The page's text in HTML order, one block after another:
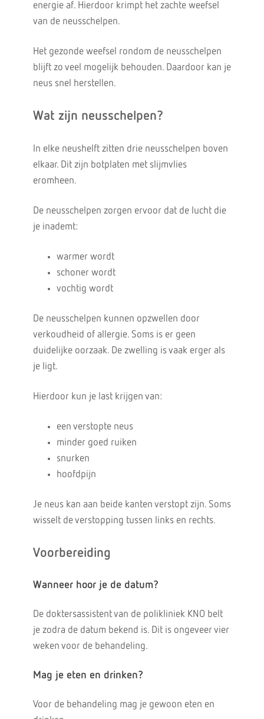
energie af. Hierdoor krimpt het zachte weefsel
van de neusschelpen.
Het gezonde weefsel rondom de neusschelpen
blijft zo veel mogelijk behouden. Daardoor kan je
neus snel herstellen.
Wat zijn neusschelpen?
In elke neushelft zitten drie neusschelpen boven
elkaar. Dit zijn botplaten met slijmvlies
eromheen.
De neusschelpen zorgen ervoor dat de lucht die
je inademt:
warmer wordt
schoner wordt
vochtig wordt
De neusschelpen kunnen opzwellen door
verkoudheid of allergie. Soms is er geen
duidelijke oorzaak. De zwelling is vaak erger als
je ligt.
Hierdoor kun je last krijgen van:
een verstopte neus
minder goed ruiken
snurken
hoofdpijn
Je neus kan aan beide kanten verstopt zijn. Soms
wisselt de verstopping tussen links en rechts.
Voorbereiding
Wanneer hoor je de datum?
De doktersassistent van de polikliniek KNO belt
je zodra de datum bekend is. Dit is ongeveer vier
weken voor de behandeling.
Mag je eten en drinken?
Voor de behandeling mag je gewoon eten en